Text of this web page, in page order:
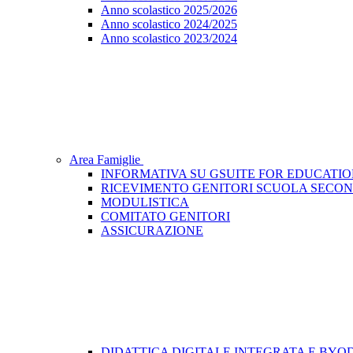
Anno scolastico 2025/2026
Anno scolastico 2024/2025
Anno scolastico 2023/2024
Area Famiglie
INFORMATIVA SU GSUITE FOR
RICEVIMENTO GENITORI SCUOLA
MODULISTICA
COMITATO GENITORI
ASSICURAZIONE